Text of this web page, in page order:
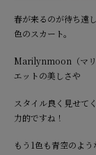
春が来るのが待ち遠
色のスカート。
Marilynmoon（マリ
エットの美しさや
スタイル良く見せて
力的ですね！
もう1色も青空のよう